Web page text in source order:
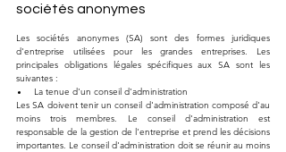
sociétés anonymes
Les sociétés anonymes (SA) sont des formes juridiques
d'entreprise utilisées pour les grandes entreprises. Les
principales obligations légales spécifiques aux SA sont les
suivantes :
La tenue d'un conseil d'administration
Les SA doivent tenir un conseil d'administration composé d'au
moins trois membres. Le conseil d'administration est
responsable de la gestion de l'entreprise et prend les décisions
importantes. Le conseil d'administration doit se réunir au moins